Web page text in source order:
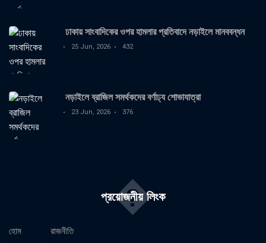
ঢাকায় সাংবাদিকের ওপর হামলার প্রতিবাদে নড়াইলে মানববন্ধন
25 Jun, 2026 432
নড়াইলে ব্রাজিল সমর্থকদের বর্ণাঢ্য শোভাযাত্রা
23 Jun, 2026 376
প্রয়োজনীয় লিংক
�
হোম
রাজনীতি